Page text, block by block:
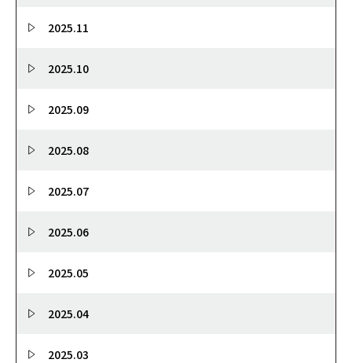
2025.11
2025.10
2025.09
2025.08
2025.07
2025.06
2025.05
2025.04
2025.03